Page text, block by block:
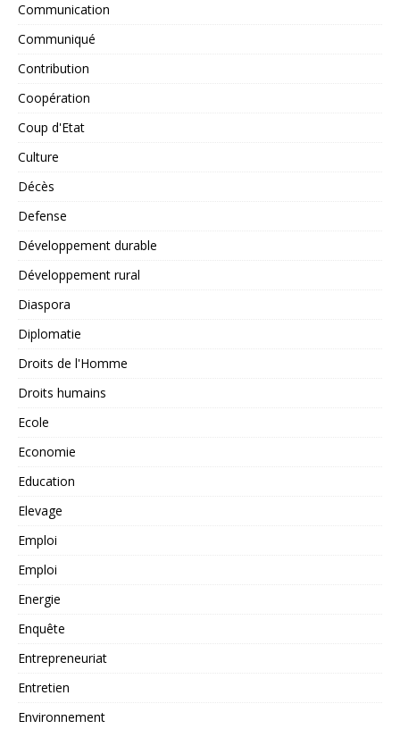
Communication
Communiqué
Contribution
Coopération
Coup d'Etat
Culture
Décès
Defense
Développement durable
Développement rural
Diaspora
Diplomatie
Droits de l'Homme
Droits humains
Ecole
Economie
Education
Elevage
Emploi
Emploi
Energie
Enquête
Entrepreneuriat
Entretien
Environnement